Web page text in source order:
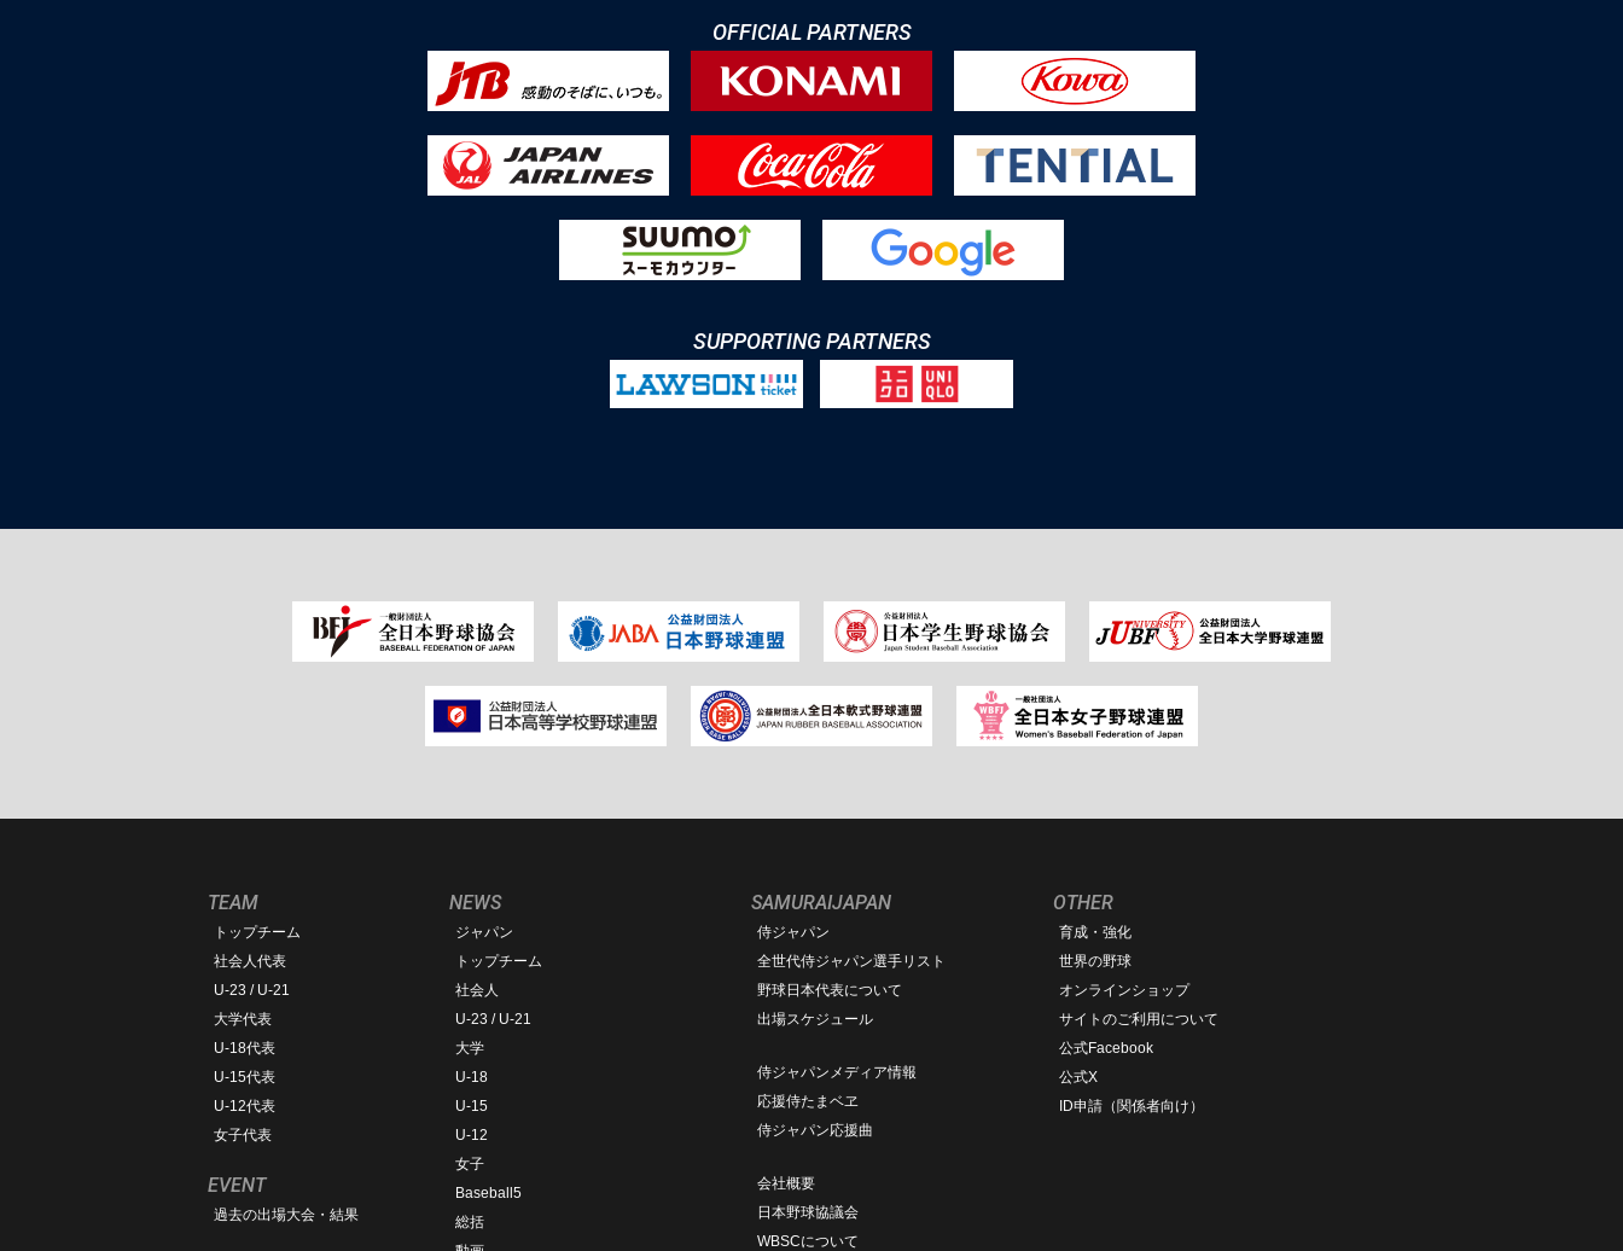
OFFICIAL PARTNERS
SUPPORTING PARTNERS
TEAM
トップチーム
社会人代表
U-23 / U-21
大学代表
U-18代表
U-15代表
U-12代表
女子代表
EVENT
過去の出場大会・結果
NEWS
ジャパン
トップチーム
社会人
U-23 / U-21
大学
U-18
U-15
U-12
女子
Baseball5
総括
SAMURAIJAPAN
侍ジャパン
全世代侍ジャパン選手リスト
野球日本代表について
出場スケジュール
侍ジャパンメディア情報
応援侍たまベヱ
侍ジャパン応援曲
会社概要
日本野球協議会
WBSCについて
OTHER
育成・強化
世界の野球
オンラインショップ
サイトのご利用について
公式Facebook
公式X
ID申請（関係者向け）